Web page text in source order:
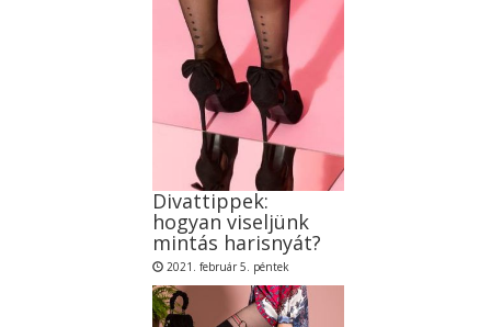
Divattippek:
hogyan viseljünk
mintás harisnyát?
2021. február 5. péntek